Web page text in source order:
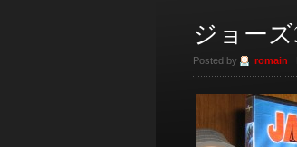
ジョー
Posted by romain |